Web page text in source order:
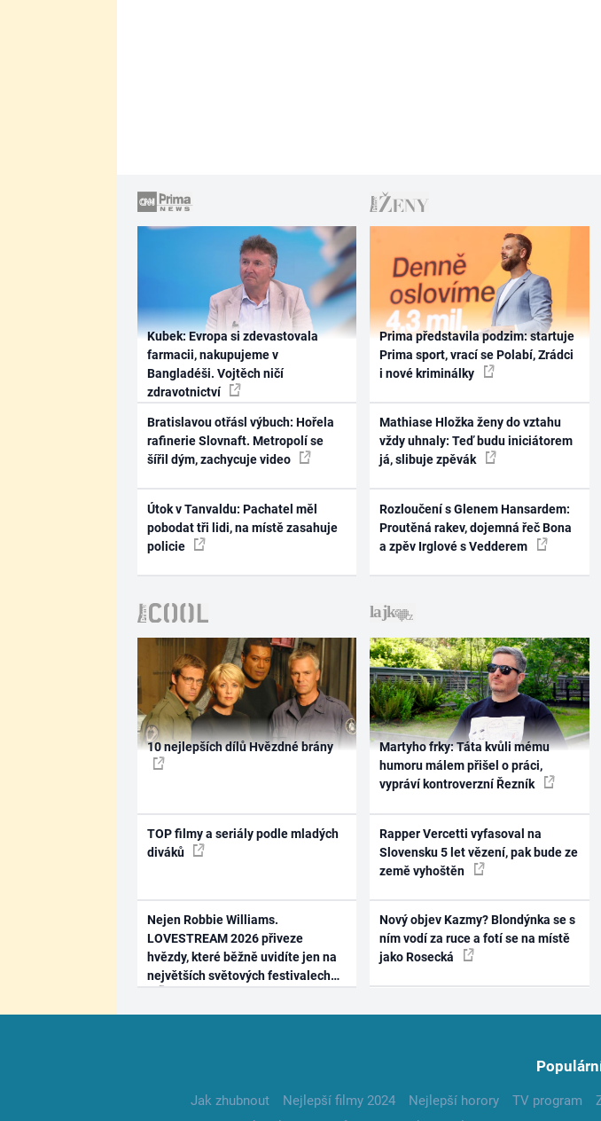
Kubek: Evropa si zdevastovala
farmacii, nakupujeme v
Bangladéši. Vojtěch ničí
zdravotnictví
Bratislavou otřásl výbuch: Hořela
rafinerie Slovnaft. Metropolí se
šířil dým, zachycuje video
Útok v Tanvaldu: Pachatel měl
pobodat tři lidi, na místě zasahuje
policie
Prima představila podzim: startuje
Prima sport, vrací se Polabí, Zrádci
i nové kriminálky
Mathiase Hložka ženy do vztahu
vždy uhnaly: Teď budu iniciátorem
já, slibuje zpěvák
Rozloučení s Glenem Hansardem:
Proutěná rakev, dojemná řeč Bona
a zpěv Irglové s Vedderem
10 nejlepších dílů Hvězdné brány
TOP filmy a seriály podle mladých
diváků
Nejen Robbie Williams.
LOVESTREAM 2026 přiveze
hvězdy, které běžně uvidíte jen na
největších světových festivalech
Martyho frky: Táta kvůli mému
humoru málem přišel o práci,
vypráví kontroverzní Řezník
Rapper Vercetti vyfasoval na
Slovensku 5 let vězení, pak bude ze
země vyhoštěn
Nový objev Kazmy? Blondýnka se s
ním vodí za ruce a fotí se na místě
jako Rosecká
Jak zhubnout Nejlepší filmy 2024 Nejlepší horory TV program